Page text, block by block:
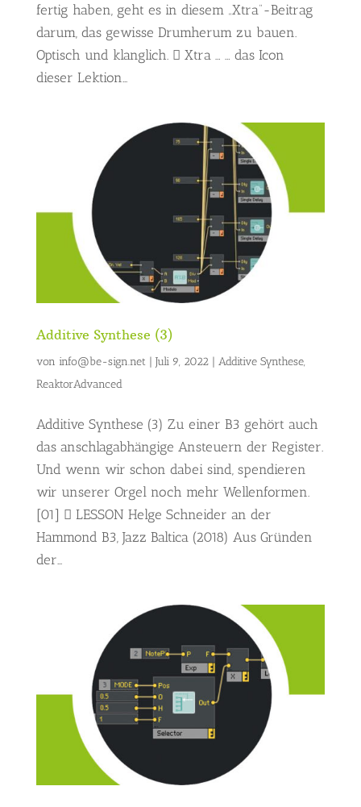
fertig haben, geht es in diesem „Xtra“-Beitrag
darum, das gewisse Drumherum zu bauen.
Optisch und klanglich.  Xtra … … das Icon
dieser Lektion...
Additive Synthese (3)
von info@be-sign.net| Juli 9, 2022| Additive Synthese,
ReaktorAdvanced
Additive Synthese (3) Zu einer B3 gehört auch
das anschlagabhängige Ansteuern der Register.
Und wenn wir schon dabei sind, spendieren
wir unserer Orgel noch mehr Wellenformen.
[01]  LESSON Helge Schneider an der
Hammond B3, Jazz Baltica (2018) Aus Gründen
der...